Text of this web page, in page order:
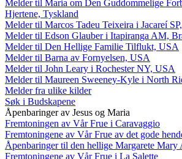
Melder til Maria om Den Guddommelige
Hjertene, Tyskland
Melder til Marcos Tadeu Teixeira i Jacareí
Melder til Edson Glauber i Itapiranga AM,
Melder til Den Hellige Familie Tilflukt, USA
Melder til Barna av Fornyelsen, USA
Melder til John Leary i Rochester NY, USA
Melder til Maureen Sweeney-Kyle i North
Melder fra ulike kilder
Søk i Budskapene
Åpenbaringer av Jesus og Maria
Fremtoningen av Vår Frue i Caravaggio
Fremtoningene av Vår Frue av det gode
Åpenbaringer til den hellige Margarete Mary
Fremtoningene av Vår Frue i La Salette